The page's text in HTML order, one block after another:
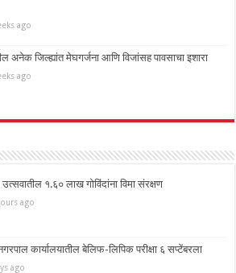
ago
अनेक जिल्ह्यांत मेघगर्जना आणि विजांसह पावसाचा इशारा
ago
उत्सवातील १.६० लाख गोविंदांना विमा संरक्षण
ago
कार्यालयातील बेलिफ-लिपिक परीक्षा ६ सप्टेंबरला
ago